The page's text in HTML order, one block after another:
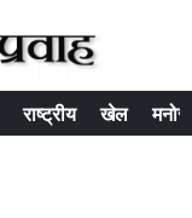
राष्ट्रीय खेल